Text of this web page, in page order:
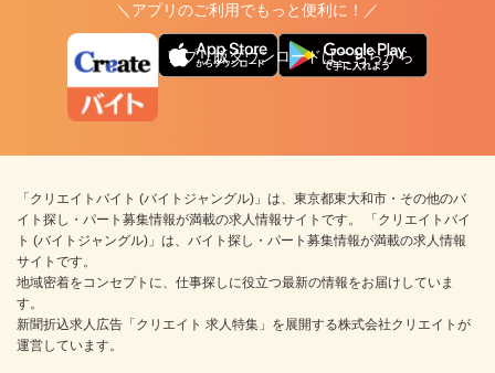
＼アプリのご利用でもっと便利に！／
アプリ版ダウンロードはこちらから
「クリエイトバイト (バイトジャングル)」は、東京都東大和市・その他のバ
イト探し・パート募集情報が満載の求人情報サイトです。 「クリエイトバイ
ト (バイトジャングル)」は、バイト探し・パート募集情報が満載の求人情報
サイトです。
地域密着をコンセプトに、仕事探しに役立つ最新の情報をお届けしていま
す。
新聞折込求人広告「クリエイト 求人特集」を展開する株式会社クリエイトが
運営しています。